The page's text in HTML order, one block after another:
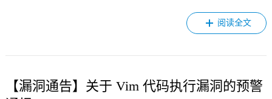
阅读全文
【漏洞通告】关于 Vim 代码执行漏洞的预警